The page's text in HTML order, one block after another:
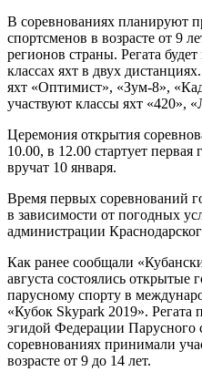
В соревнованиях планируют
спортсменов в возрасте от 9
регионов страны. Регата
классах яхт в двух
яхт «Оптимист», «Зум-8»,
участвуют классы яхт «420»,
Церемония открытия
10.00, в 12.00 стартует
вручат 10 января.
Время первых соревнований
в зависимости от погодных
администрации
Как ранее сообщали
августа состоялись открытые
парусному спорту в
«Кубок Skypark 2019». Регата
эгидой Федерации Парусного
соревнованиях принимали
возрасте от 9 до 14 лет.